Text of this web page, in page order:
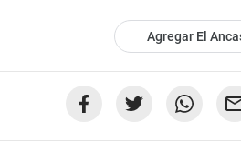
Agregar El